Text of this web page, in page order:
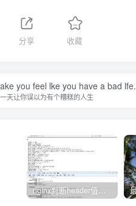
分享 收藏
you feel lke you have a bad lfe.
天让你误以为有个糟糕的人生
nginx判断header值转发不同upstream处理